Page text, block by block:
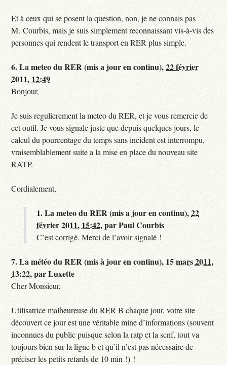
Et à ceux qui se posent la question, non, je ne connais pas
M. Courbis, mais je suis simplement reconnaissant vis-à-vis des
personnes qui rendent le transport en RER plus simple.
6.La meteo du RER (mis a jour en continu),22 février
2011, 12:49
Bonjour,
Je suis regulierement la meteo du RER, et je vous remercie de
cet outil. Je vous signale juste que depuis quelques jours, le
calcul du pourcentage du temps sans incident est interrompu,
vraisemblablement suite a la mise en place du nouveau site
RATP.
Cordialement,
1.La meteo du RER (mis a jour en continu),22
février 2011, 15:42,parPaul Courbis
C’est corrigé. Merci de l’avoir signalé !
7.La météo du RER (mis à jour en continu), 15 mars 2011,
13:22,parLuxette
Cher Monsieur,
Utilisatrice malheureuse du RER B chaque jour, votre site
découvert ce jour est une véritable mine d’informations (souvent
inconnues du public puisque selon la ratp et la scnf, tout va
toujours bien sur la ligne b et qu’il n’est pas nécessaire de
préciser les petits retards de 10 min !) !